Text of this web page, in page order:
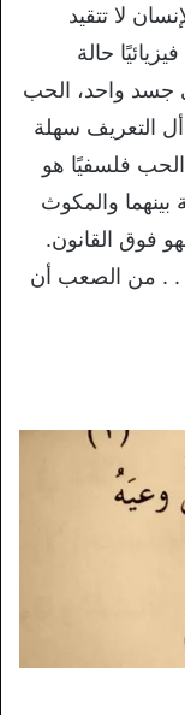
لا تتقيد
حالة
جسد واحد، الحب
التعريف سهلة
الحب فلسفيًا هو
بينهما والمكوث
فوق القانون.
. . من الصعب أن